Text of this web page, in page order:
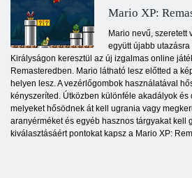
Mario XP:
Mario nevű, szeretett
együtt újabb
Királyságon keresztül az új izgalmas online
Remasteredben. Mario látható lesz előtted a
helyen lesz. A vezérlőgombok használatával
kényszeríted. Útközben különféle akadályok
melyeket hősödnek át kell ugrania vagy
aranyérméket és egyéb hasznos tárgyakat kell
kiválasztásáért pontokat kapsz a Mario XP: